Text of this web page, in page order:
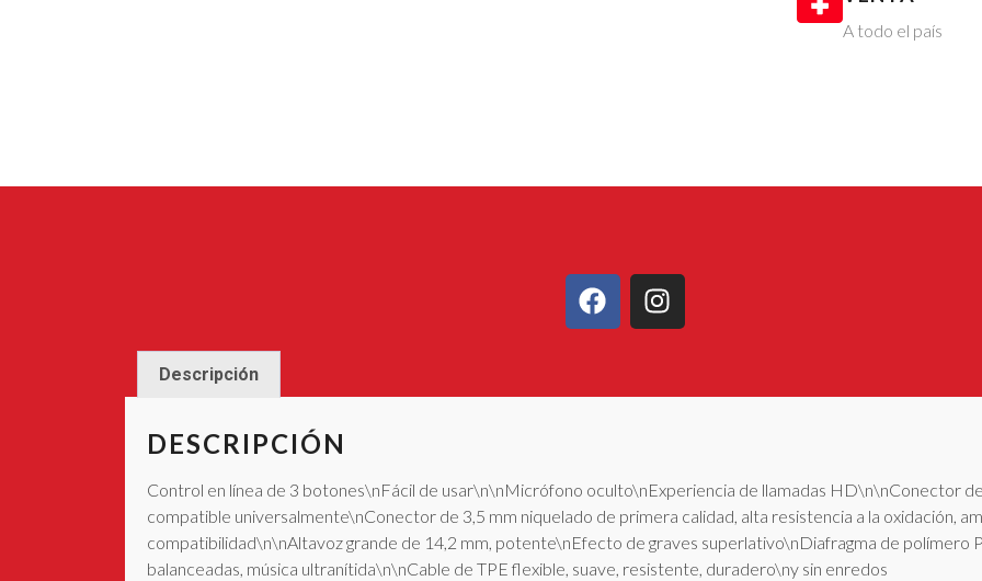
A todo el país
Descripción
DESCRIPCIÓN
Control en línea de 3 botones\nFácil de usar\n\nMicrófono oculto\nExperiencia de llamadas HD\n\nConector
compatible universalmente\nConector de 3,5 mm niquelado de primera calidad, alta resistencia a la oxidación,
compatibilidad\n\nAltavoz grande de 14,2 mm, potente\nEfecto de graves superlativo\nDiafragma de polímero
balanceadas, música ultranítida\n\nCable de TPE flexible, suave, resistente, duradero\ny sin enredos